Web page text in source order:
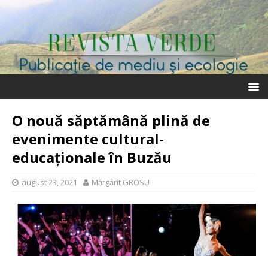
O nouă săptămână plină de
evenimente cultural-
educaționale în Buzău
august 23, 2021 Mărgărit GROSU